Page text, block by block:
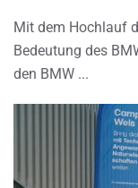
Mit dem Hochlauf
Bedeutung des
den BMW